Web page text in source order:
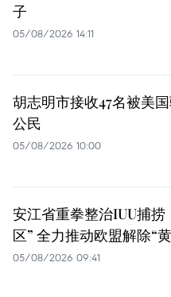
子
05/08/2026 14:11
胡志明市接收47名被美
公民
05/08/2026 10:00
安江省重拳整治IUU捕捞
区” 全力推动欧盟解除“
05/08/2026 09:41